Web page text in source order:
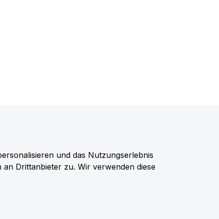
und das Nutzungserlebnis
Drittanbieter zu. Wir verwenden diese